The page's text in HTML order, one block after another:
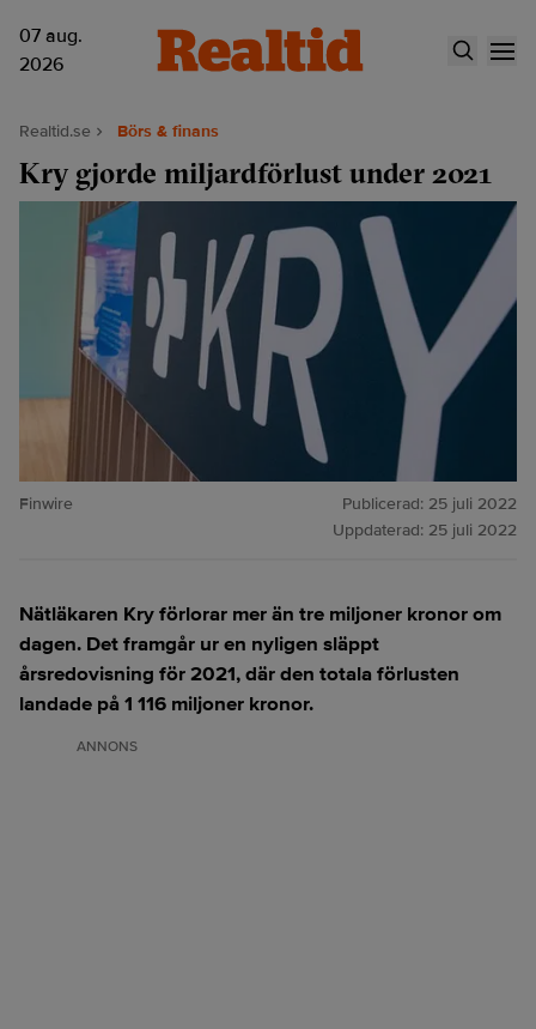
07 aug.
2026
Realtid.se Börs & finans
Kry gjorde miljardförlust under 2021
Finwire Publicerad: 25 juli 2022
Uppdaterad: 25 juli 2022
Nätläkaren Kry förlorar mer än tre miljoner kronor om
dagen. Det framgår ur en nyligen släppt
årsredovisning för 2021, där den totala förlusten
landade på 1 116 miljoner kronor.
ANNONS